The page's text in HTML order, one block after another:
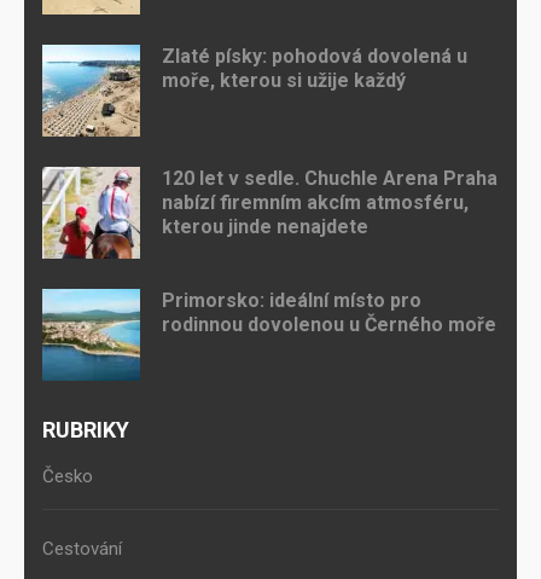
Zlaté písky: pohodová dovolená u
moře, kterou si užije každý
120 let v sedle. Chuchle Arena Praha
nabízí firemním akcím atmosféru,
kterou jinde nenajdete
Primorsko: ideální místo pro
rodinnou dovolenou u Černého moře
RUBRIKY
Česko
Cestování